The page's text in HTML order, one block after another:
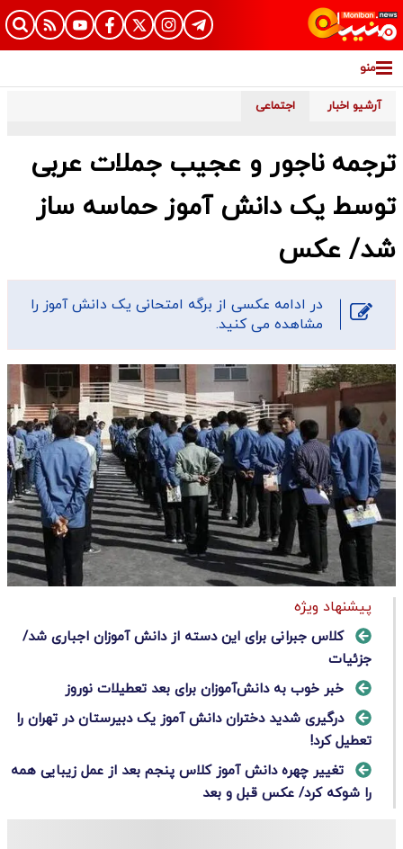
منو
آرشیو اخبار اجتماعی
ترجمه ناجور و عجیب جملات عربی
توسط یک دانش آموز حماسه ساز
شد/ عکس
در ادامه عکسی از برگه امتحانی یک دانش آموز را
مشاهده می کنید.
پیشنهاد ویژه
کلاس جبرانی برای این دسته از دانش آموزان اجباری شد/
جزئیات
خبر خوب به دانش‌آموزان برای بعد تعطیلات نوروز
درگیری شدید دختران دانش آموز یک دبیرستان در تهران را
تعطیل کرد!
تغییر چهره دانش آموز کلاس پنجم بعد از عمل زیبایی همه
را شوکه کرد/ عکس قبل و بعد